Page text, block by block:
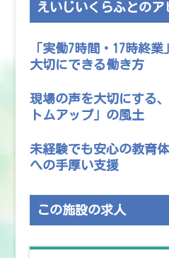
えいじいくらふとのア
「実働7時間・17時終
大切にできる働き方
現場の声を大切にする
トムアップ」の風土
未経験でも安心の教育
への手厚い支援
この施設の求人